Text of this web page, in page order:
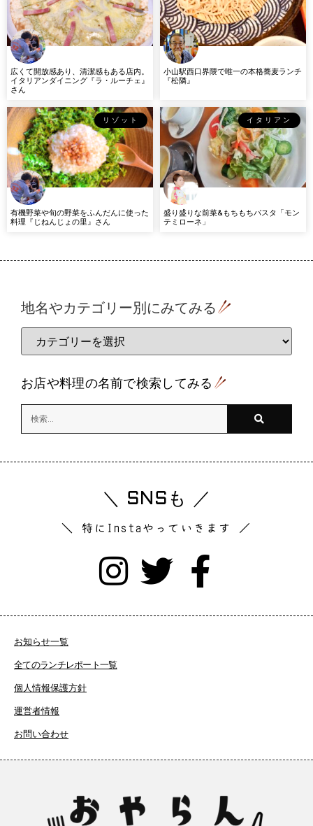
広くて開放感あり、清潔感もある店内。
イタリアンダイニング『ラ・ルーチェ』
さん
小山駅西口界隈で唯一の本格蕎麦ランチ
『松隣』
リゾット
有機野菜や旬の野菜をふんだんに使った
料理『じねんじょの里』さん
イタリアン
盛り盛りな前菜&もちもちパスタ「モン
テミローネ」
地名やカテゴリー別にみてみる
お店や料理の名前で検索してみる
＼ SNSも ／
＼ 特にInstaやっていきます ／
お知らせ一覧
全てのランチレポート一覧
個人情報保護方針
運営者情報
お問い合わせ